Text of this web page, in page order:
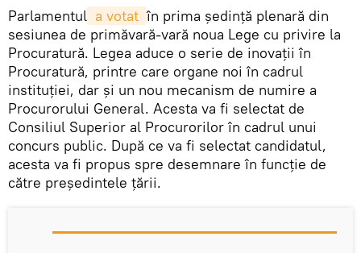
Parlamentul a votat în prima şedinţă plenară din
sesiunea de primăvară-vară noua Lege cu privire la
Procuratură. Legea aduce o serie de inovaţii în
Procuratură, printre care organe noi în cadrul
instituţiei, dar şi un nou mecanism de numire a
Procurorului General. Acesta va fi selectat de
Consiliul Superior al Procurorilor în cadrul unui
concurs public. După ce va fi selectat candidatul,
acesta va fi propus spre desemnare în funcţie de
către preşedintele ţării.